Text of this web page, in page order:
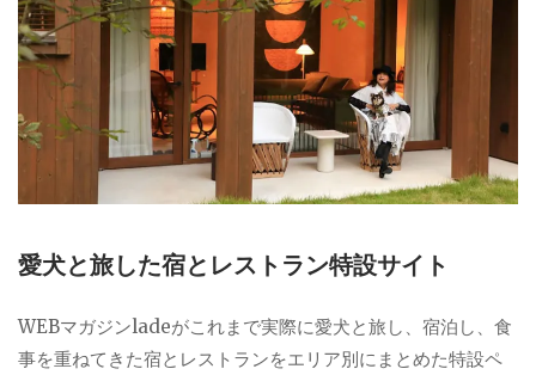
愛犬と旅した宿とレストラン特設サイト
WEBマガジンladeがこれまで実際に愛犬と旅し、宿泊し、食
事を重ねてきた宿とレストランをエリア別にまとめた特設ペ